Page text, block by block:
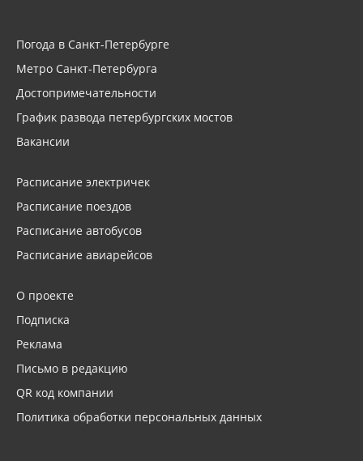
Погода в Санкт-Петербурге
Метро Санкт-Петербурга
Достопримечательности
График развода петербургских мостов
Вакансии
Расписание электричек
Расписание поездов
Расписание автобусов
Расписание авиарейсов
О проекте
Подписка
Реклама
Письмо в редакцию
QR код компании
Политика обработки персональных данных